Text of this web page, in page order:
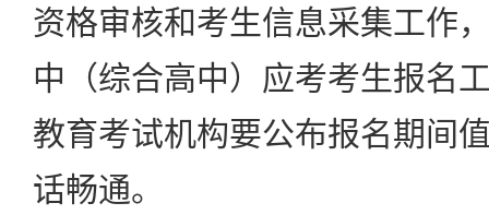
资格审核和考生信息采集工作
中（综合高中）应考考生报名
教育考试机构要公布报名期间
话畅通。